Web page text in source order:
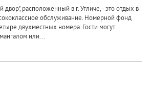
двор", расположенный в г. Угличе, - это отдых в
обслуживание. Номерной фонд
двухместных номера. Гости могут
или...